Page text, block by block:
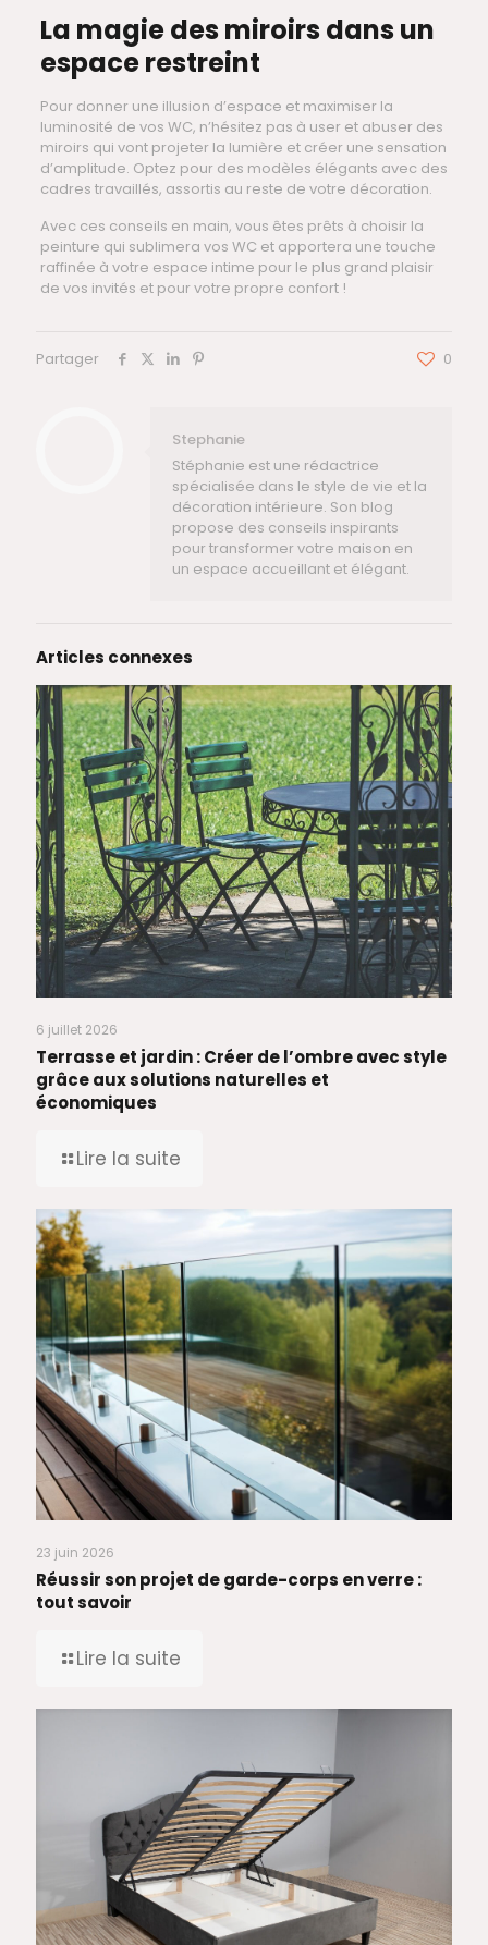
La magie des miroirs dans un
espace restreint
Pour donner une illusion d’espace et maximiser la
luminosité de vos WC, n’hésitez pas à user et abuser des
miroirs qui vont projeter la lumière et créer une sensation
d’amplitude. Optez pour des modèles élégants avec des
cadres travaillés, assortis au reste de votre décoration.
Avec ces conseils en main, vous êtes prêts à choisir la
peinture qui sublimera vos WC et apportera une touche
raffinée à votre espace intime pour le plus grand plaisir
de vos invités et pour votre propre confort !
Partager 0
Stephanie
Stéphanie est une rédactrice
spécialisée dans le style de vie et la
décoration intérieure. Son blog
propose des conseils inspirants
pour transformer votre maison en
un espace accueillant et élégant.
Articles connexes
6 juillet 2026
Terrasse et jardin : Créer de l’ombre avec style
grâce aux solutions naturelles et
économiques
Lire la suite
23 juin 2026
Réussir son projet de garde-corps en verre :
tout savoir
Lire la suite